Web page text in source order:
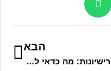
הבא
ליגת הרישיונות: מה כדאי להוציא, רישיון נהיגה B לרכב פרטי או רישיון נהיגה C1 למשאית?